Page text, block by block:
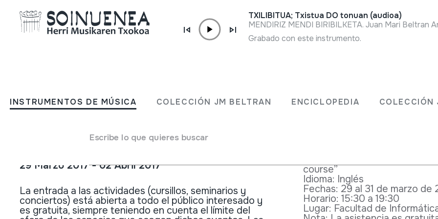
INSTRUMENTOS DE MÚSICA COLECCIÓN JM BELTRAN ENCICLOPEDIA COLECCIÓN
Escribe lo que quieres buscar
TXILIBITUA; Txistua DO tonuan (audioa)
Grabado con este instrumento.
XVI JORNADAS DE MÚSICA
POPULAR: GESTIÓN Y DIFUSIÓN
DEL PATRIMONIO CULTURAL
29 Marzo 2017 - 02 Abril 2017
La entrada a las actividades (cursillos, seminarios y
conciertos) está abierta a todo el público interesado y
es gratuita, siempre teniendo en cuenta el límite del
29 al 31 de marzo de 2017
Título: “Diffusion of the
course”
Idioma: Inglés
Fechas: 29 al 31 de marzo de
Horario: 15:30 a 19:30
Lugar: Facultad de